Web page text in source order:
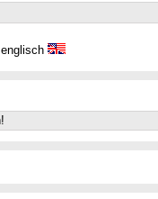
englisch